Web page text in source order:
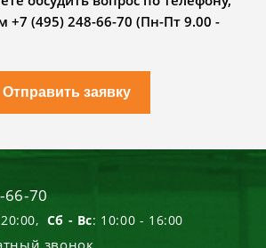
+7 (495) 248-66-70 (Пн-Пт 9.00 -
Отправить заявку
66-70
Сб - Вс: 10:00 - 16:00